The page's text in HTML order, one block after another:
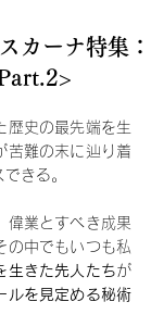
カーナ特集：
歴史の最先端を生
苦難の末に辿り着
きる。
偉業とすべき成果
の中でもいつも私
生きた先人たちが
ルを見定める秘術